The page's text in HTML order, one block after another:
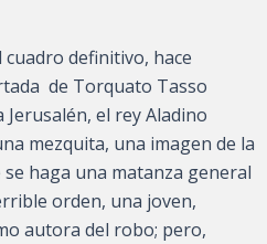
definitivo, hace
de Torquato Tasso
el rey Aladino
mezquita, una imagen de la
haga una matanza general
orden, una joven,
autora del robo; pero,